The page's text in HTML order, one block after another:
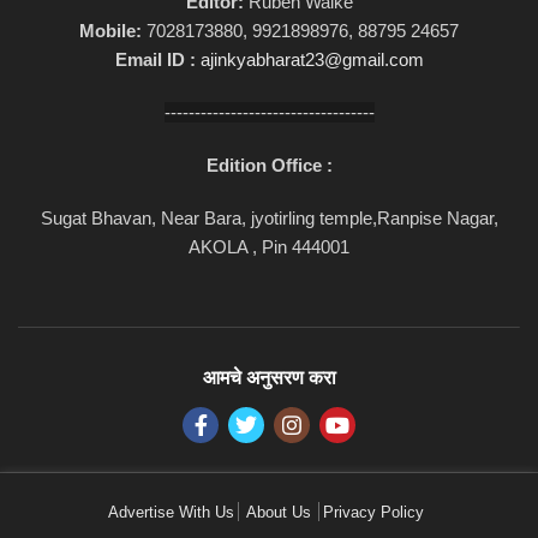
Mobile: 7028173880, 9921898976, 88795 24657
Email ID : ajinkyabharat23@gmail.com
-----------------------------------
Edition Office :
Sugat Bhavan, Near Bara, jyotirling temple,Ranpise Nagar,
AKOLA , Pin 444001
आमचे अनुसरण करा
Advertise With Us About Us Privacy Policy